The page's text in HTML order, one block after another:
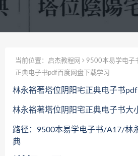
当前位置： 启杰教程网 9500本易学电子
正典电子书pdf百度网盘下载学习
林永裕著塔位阴阳宅正典电子书
林永裕著塔位阴阳宅正典电子书大
路径：9500本易学电子书/A17/林
典